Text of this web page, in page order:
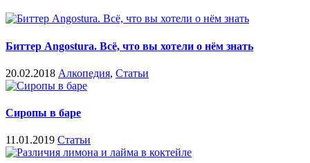
Биттер Angostura. Всё, что вы хотели о нём знать
20.02.2018 Алкопедия, Статьи
Сиропы в баре
11.01.2019 Статьи